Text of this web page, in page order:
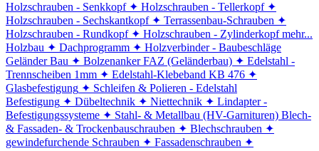
Holzschrauben - Senkkopf ✦ Holzschrauben - Tellerkopf ✦
Holzschrauben - Sechskantkopf ✦ Terrassenbau-Schrauben ✦
Holzschrauben - Rundkopf ✦ Holzschrauben - Zylinderkopf mehr...
Holzbau ✦ Dachprogramm ✦ Holzverbinder - Baubeschläge
Geländer Bau ✦ Bolzenanker FAZ (Geländerbau) ✦ Edelstahl -
Trennscheiben 1mm ✦ Edelstahl-Klebeband KB 476 ✦
Glasbefestigung ✦ Schleifen & Polieren - Edelstahl
Befestigung ✦ Dübeltechnik ✦ Niettechnik ✦ Lindapter -
Befestigungssysteme ✦ Stahl- & Metallbau (HV-Garnituren) Blech-
& Fassaden- & Trockenbauschrauben ✦ Blechschrauben ✦
gewindefurchende Schrauben ✦ Fassadenschrauben ✦